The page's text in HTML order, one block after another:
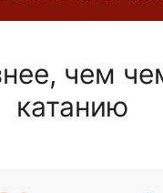
чем
катанию